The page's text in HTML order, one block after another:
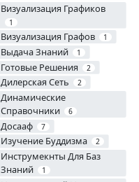
Визуализация Графиков
1
Визуализация Графов 1
Выдача Знаний 1
Готовые Решения 2
Дилерская Сеть 2
Динамические
Справочники
6
Досааф 7
Изучение Буддизма 2
Инструмекнты Для Баз
Знаний
1